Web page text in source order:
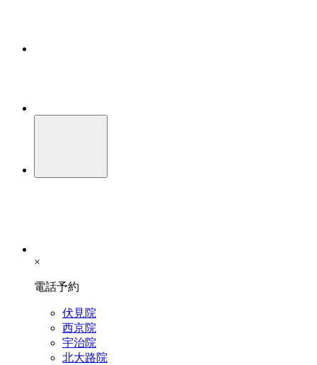
×
電話予約
伏見院
西京院
宇治院
北大路院